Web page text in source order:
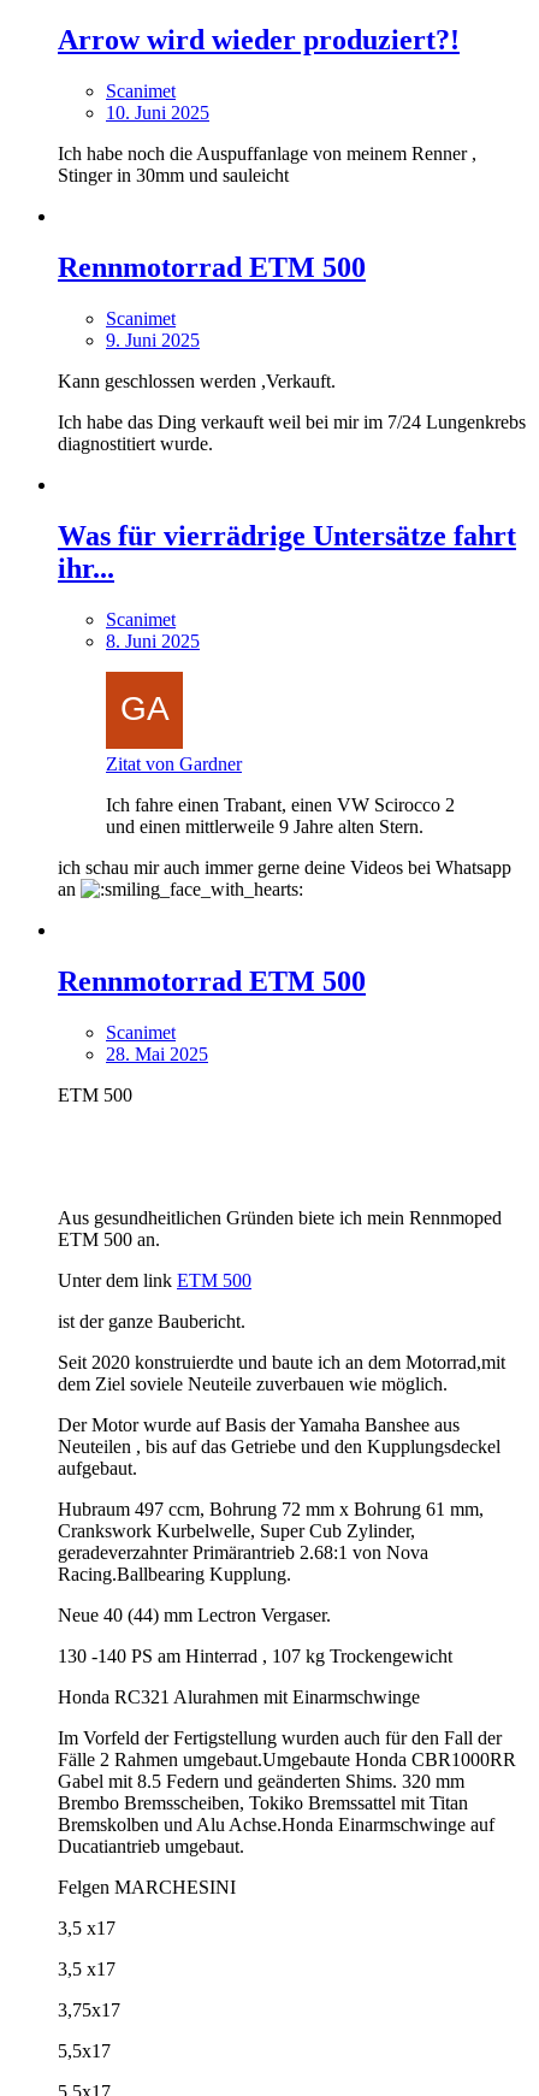
Arrow wird wieder produziert?!
Scanimet
10. Juni 2025
Ich habe noch die Auspuffanlage von meinem Renner ,
Stinger in 30mm und sauleicht
Rennmotorrad ETM 500
Scanimet
9. Juni 2025
Kann geschlossen werden ,Verkauft.
Ich habe das Ding verkauft weil bei mir im 7/24 Lungenkrebs
diagnostitiert wurde.
Was für vierrädrige Untersätze fahrt
ihr...
Scanimet
8. Juni 2025
Zitat von Gardner
Ich fahre einen Trabant, einen VW Scirocco 2
und einen mittlerweile 9 Jahre alten Stern.
ich schau mir auch immer gerne deine Videos bei Whatsapp
an
Rennmotorrad ETM 500
Scanimet
28. Mai 2025
ETM 500
Aus gesundheitlichen Gründen biete ich mein Rennmoped
ETM 500 an.
Unter dem link ETM 500
ist der ganze Baubericht.
Seit 2020 konstruierdte und baute ich an dem Motorrad,mit
dem Ziel soviele Neuteile zuverbauen wie möglich.
Der Motor wurde auf Basis der Yamaha Banshee aus
Neuteilen , bis auf das Getriebe und den Kupplungsdeckel
aufgebaut.
Hubraum 497 ccm, Bohrung 72 mm x Bohrung 61 mm,
Crankswork Kurbelwelle, Super Cub Zylinder,
geradeverzahnter Primärantrieb 2.68:1 von Nova
Racing.Ballbearing Kupplung.
Neue 40 (44) mm Lectron Vergaser.
130 -140 PS am Hinterrad , 107 kg Trockengewicht
Honda RC321 Alurahmen mit Einarmschwinge
Im Vorfeld der Fertigstellung wurden auch für den Fall der
Fälle 2 Rahmen umgebaut.Umgebaute Honda CBR1000RR
Gabel mit 8.5 Federn und geänderten Shims. 320 mm
Brembo Bremsscheiben, Tokiko Bremssattel mit Titan
Bremskolben und Alu Achse.Honda Einarmschwinge auf
Ducatiantrieb umgebaut.
Felgen MARCHESINI
3,5 x17
3,5 x17
3,75x17
5,5x17
5.5x17